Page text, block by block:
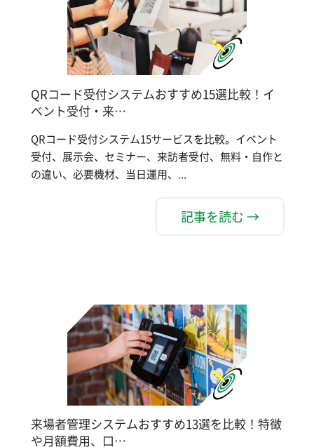
QRコード受付システムおすすめ15選比較！イ
ベント受付・来…
QRコード受付システム15サービスを比較。イベント
受付、展示会、セミナー、来訪者受付、無料・自作と
の違い、必要機材、当日運用、...
記事を読む →
来場者管理システムおすすめ13選を比較！特徴
や月額費用、口…